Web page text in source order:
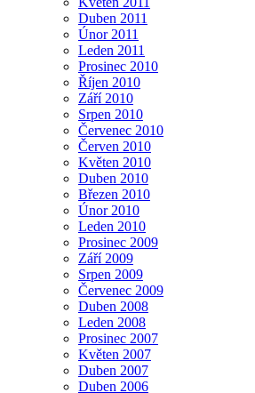
Duben 2011
Únor 2011
Leden 2011
Prosinec 2010
Říjen 2010
Září 2010
Srpen 2010
Červenec 2010
Červen 2010
Květen 2010
Duben 2010
Březen 2010
Únor 2010
Leden 2010
Prosinec 2009
Září 2009
Srpen 2009
Červenec 2009
Duben 2008
Leden 2008
Prosinec 2007
Květen 2007
Duben 2007
Duben 2006